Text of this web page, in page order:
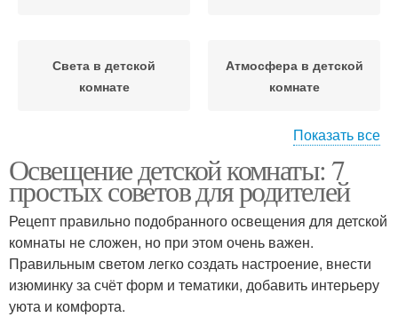
Света в детской
комнате
Атмосфера в детской
комнате
комнате
Светильники для
детской комнаты
Освещения для детской
комнаты
Эффекты в детской
комнате
Показать все
Освещение детской комнаты: 7
простых советов для родителей
Рецепт правильно подобранного освещения для детской
комнаты не сложен, но при этом очень важен.
Правильным светом легко создать настроение, внести
изюминку за счёт форм и тематики, добавить интерьеру
уюта и комфорта.